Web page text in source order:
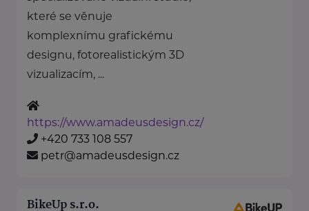
které se věnuje
komplexnímu grafickému
designu, fotorealistickým 3D
vizualizacím, ...
https://www.amadeusdesign.cz/
+420 733 108 557
petr@amadeusdesign.cz
BikeUp s.r.o.